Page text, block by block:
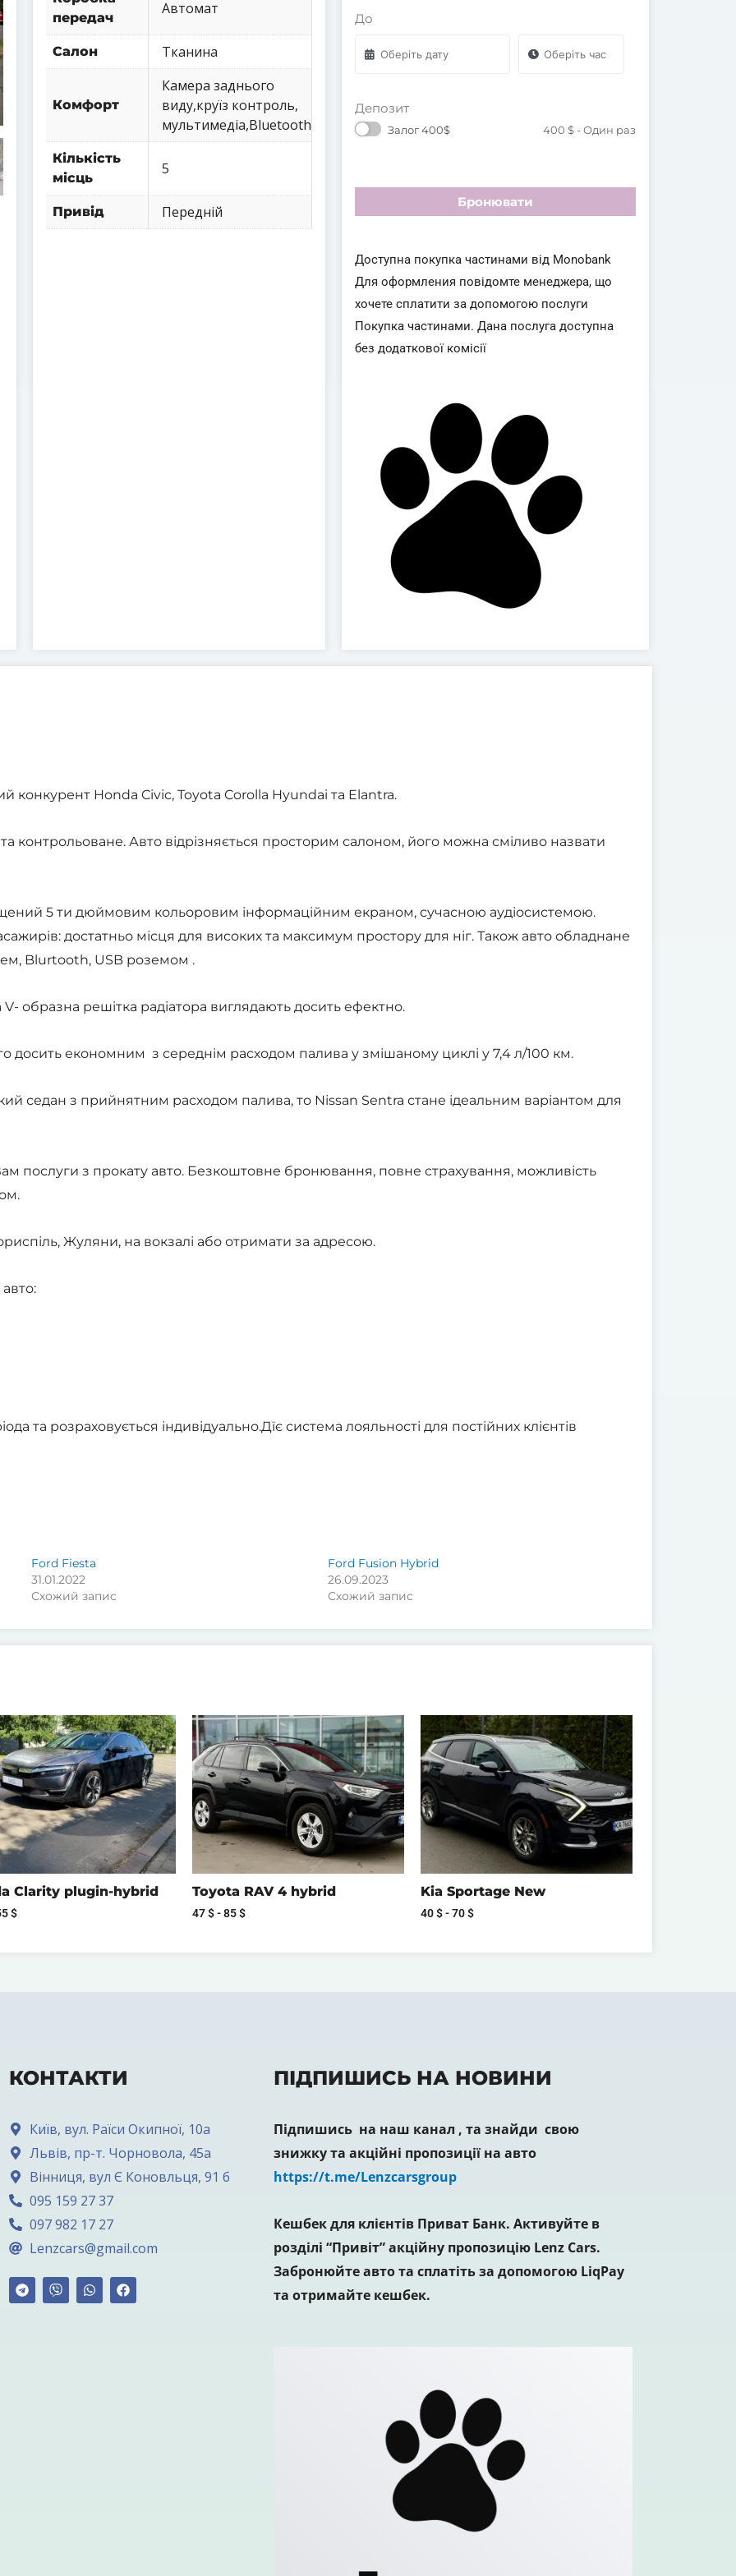
передач
Автомат
Салон Тканина
Комфорт
Камера заднього
виду,круїз контроль,
мультимедіа,Bluetooth
Кількість
місць
5
Привід Передній
До
Депозит
Залог 400$ 400$- Один раз
Бронювати
Доступна покупка частинами від Monobank
Для оформления повідомте менеджера, що
хочете сплатити за допомогою послуги
Покупка частинами. Дана послуга доступна
без додаткової комісії
конкурент Honda Civic, Toyota Corolla Hyundai та Elantra.
контрольоване. Авто відрізняється просторим салоном, його можна сміливо назвати
5 ти дюймовим кольоровим інформаційним екраном, сучасною аудіосистемою.
достатньо місця для високих та максимум простору для ніг. Також авто обладнане
Blurtooth, USB роземом .
образна решітка радіатора виглядають досить ефектно.
досить економним з середнім расходом палива у змішаному циклі у 7,4 л/100 км.
седан з прийнятним расходом палива, то Nissan Sentra стане ідеальним варіантом для
послуги з прокату авто. Безкоштовне бронювання, повне страхування, можливість
Жуляни, на вокзалі або отримати за адресою.
та розраховується індивідуально.Дїє система лояльності для постійних клієнтів
Ford Fiesta
31.01.2022
Схожий запис
Ford Fusion Hybrid
26.09.2023
Схожий запис
Clarity plugin-hybrid
$
Toyota RAV 4 hybrid
47$-85$
Kia Sportage New
40$-70$
КОНТАКТИ
Київ, вул. Раїси Окипної, 10а
Львів, пр-т. Чорновола, 45а
Вінниця, вул Є Коновльця, 91 б
095 159 27 37
097 982 17 27
Lenzcars@gmail.com
ПІДПИШИСЬ НА НОВИНИ
Підпишись на наш канал , та знайди свою
знижку та акційні пропозиції на авто
https://t.me/Lenzcarsgroup
Кешбек для клієнтів Приват Банк. Активуйте в
розділі “Привіт” акційну пропозицію Lenz Cars.
Забронюйте авто та сплатіть за допомогою LiqPay
та отримайте кешбек.